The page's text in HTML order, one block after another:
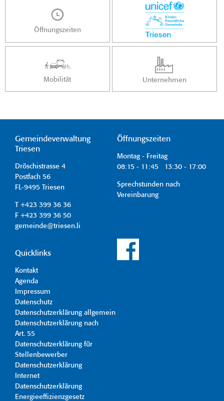
Öffnungszeiten
Mobilität Unternehmen
Gemeindeverwaltung
Triesen
Dröschistrasse 4
Postfach 56
FL-9495 Triesen
T +423 399 36 36
F +423 399 36 50
gemeinde@triesen.li
Öffnungszeiten
Montag - Freitag
08:15 - 11:45 13:30 - 17:00
Sprechstunden nach
Vereinbarung
Quicklinks
Kontakt
Agenda
Impressum
Datenschutz
Datenschutzerklärung allgemein
Datenschutzerklärung nach
Art. 55
Datenschutzerklärung für
Stellenbewerber
Datenschutzerklärung
Internet
Datenschutzerklärung
Energieeffizienzgesetz